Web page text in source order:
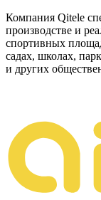
Компания Qitele
производстве и
спортивных
садах, школах,
и других